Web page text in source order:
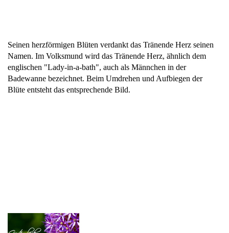
Seinen herzförmigen Blüten verdankt das Tränende Herz seinen
Namen. Im Volksmund wird das Tränende Herz, ähnlich dem
englischen "Lady-in-a-bath", auch als Männchen in der
Badewanne bezeichnet. Beim Umdrehen und Aufbiegen der
Blüte entsteht das entsprechende Bild.